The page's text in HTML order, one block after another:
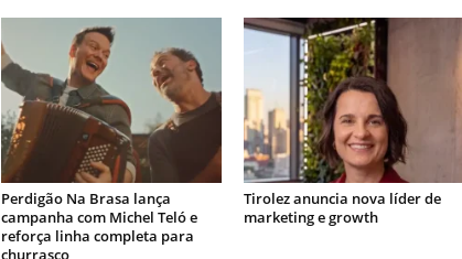
Perdigão Na Brasa lança
campanha com Michel Teló e
reforça linha completa para
churrasco
Tirolez anuncia nova líder de
marketing e growth